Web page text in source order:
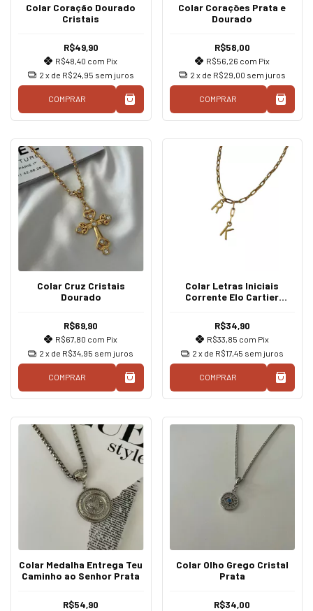
Colar Coração Dourado
Cristais
R$49,90
R$48,40 com Pix
2 x de R$24,95 sem juros
COMPRAR
Colar Corações Prata e
Dourado
R$58,00
R$56,26 com Pix
2 x de R$29,00 sem juros
COMPRAR
Colar Cruz Cristais
Dourado
R$69,90
R$67,80 com Pix
2 x de R$34,95 sem juros
COMPRAR
Colar Letras Iniciais
Corrente Elo Cartier
R$34,90
R$33,85 com Pix
2 x de R$17,45 sem juros
COMPRAR
Colar Medalha Entrega Teu
Caminho ao Senhor Prata
R$54,90
Colar Olho Grego Cristal
Prata
R$34,00